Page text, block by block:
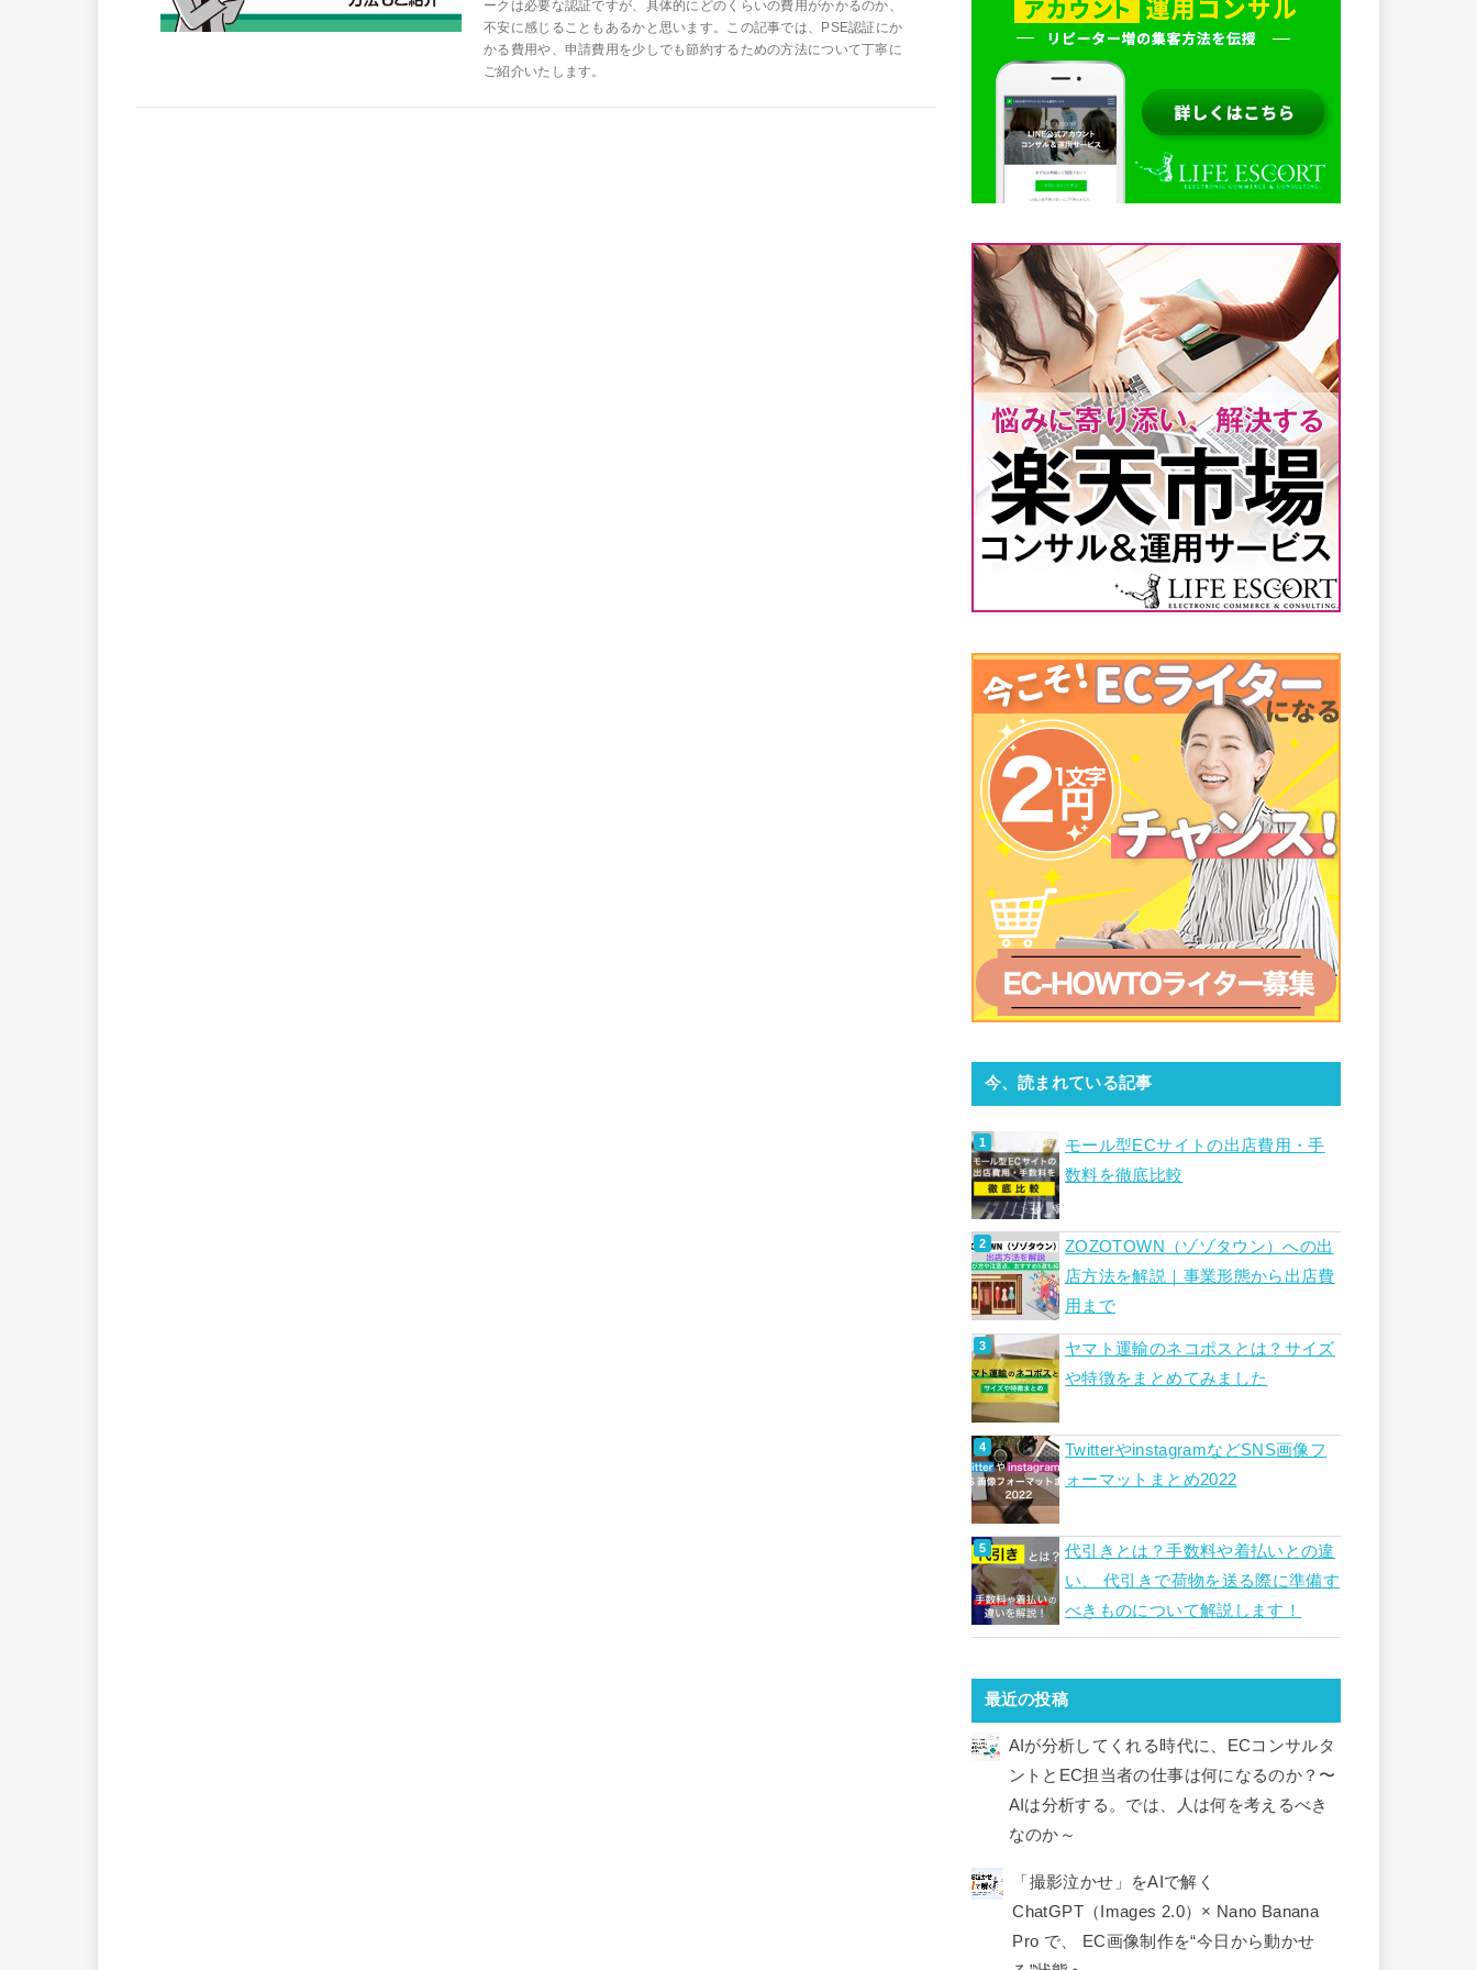
ークは必要な認証ですが、具体的にどのくらいの費用がかかるのか、
不安に感じることもあるかと思います。この記事では、PSE認証にか
かる費用や、申請費用を少しでも節約するための方法について丁寧に
ご紹介いたします。
今、読まれている記事
モール型ECサイトの出店費用・手
数料を徹底比較
ZOZOTOWN（ゾゾタウン）への出
店方法を解説｜事業形態から出店費
用まで
ヤマト運輸のネコポスとは？サイズ
や特徴をまとめてみました
TwitterやinstagramなどSNS画像フ
ォーマットまとめ2022
代引きとは？手数料や着払いとの違
い、 代引きで荷物を送る際に準備す
べきものについて解説します！
最近の投稿
AIが分析してくれる時代に、ECコンサルタ
ントとEC担当者の仕事は何になるのか？〜
AIは分析する。では、人は何を考えるべき
なのか～
「撮影泣かせ」をAIで解く
ChatGPT（Images 2.0）× Nano Banana
Pro で、 EC画像制作を“今日から動かせ